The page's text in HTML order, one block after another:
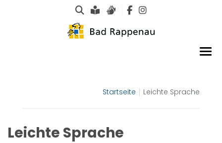
Suche
Leichte Sprache
Gebärdensprachen
Startseite Leichte Sprache
Leichte Sprache